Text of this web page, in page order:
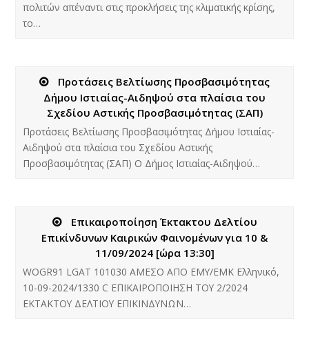
πολιτών απέναντι στις προκλήσεις της κλιματικής κρίσης,
το…
Προτάσεις Βελτίωσης Προσβασιμότητας
Δήμου Ιστιαίας-Αιδηψού στα πλαίσια του
Σχεδίου Αστικής Προσβασιμότητας (ΣΑΠ)
Προτάσεις Βελτίωσης Προσβασιμότητας Δήμου Ιστιαίας-
Αιδηψού στα πλαίσια του Σχεδίου Αστικής
Προσβασιμότητας (ΣΑΠ) Ο Δήμος Ιστιαίας-Αιδηψού…
Επικαιροποίηση Έκτακτου Δελτίου
Επικίνδυνων Καιρικών Φαινομένων για 10 &
11/09/2024 [ώρα 13:30]
WOGR91 LGAT 101030 ΑΜΕΣΟ ΑΠΟ ΕΜΥ/ΕΜΚ Ελληνικό,
10-09-2024/1330 C ΕΠΙΚΑΙΡΟΠΟΙΗΣΗ ΤΟΥ 2/2024
ΕΚΤΑΚΤΟΥ ΔΕΛΤΙΟΥ ΕΠΙΚΙΝΔΥΝΩΝ…